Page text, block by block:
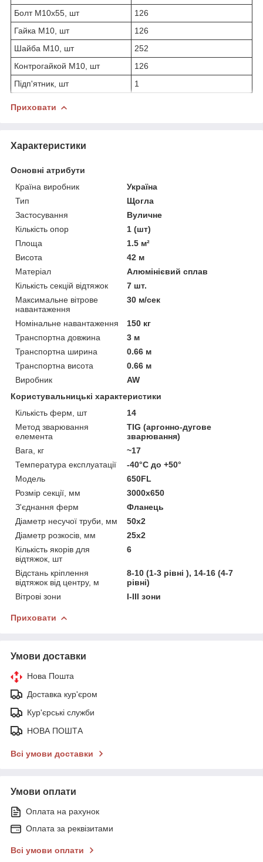
Болт М10х55, шт
126
Гайка М10, шт
126
Шайба М10, шт
252
Контрогайкой М10, шт
126
Підп'ятник, шт
1
Приховати
Характеристики
Основні атрибути
Країна виробник
Україна
Тип
Щогла
Застосування
Вуличне
Кількість опор
1 (шт)
Площа
1.5 м²
Висота
42 м
Матеріал
Алюмінієвий сплав
Кількість секцій відтяжок
7 шт.
Максимальне вітрове
навантаження
30 м/сек
Номінальне навантаження
150 кг
Транспортна довжина
3 м
Транспортна ширина
0.66 м
Транспортна висота
0.66 м
Виробник
AW
Користувальницькі характеристики
Кількість ферм, шт
14
Метод зварювання
елемента
TIG (аргонно-дугове
зварювання)
Вага, кг
~17
Температура експлуатації
-40°C до +50°
Модель
650FL
Розмір секції, мм
3000х650
З'єднання ферм
Фланець
Діаметр несучої труби, мм
50х2
Діаметр розкосів, мм
25х2
Кількість якорів для
відтяжок, шт
6
Відстань кріплення
відтяжок від центру, м
8-10 (1-3 рівні ), 14-16 (4-7
рівні)
Вітрові зони
I-III зони
Приховати
Умови доставки
Нова Пошта
Доставка кур'єром
Кур'єрські служби
НОВА ПОШТА
Всі умови доставки
Умови оплати
Оплата на рахунок
Оплата за реквізитами
Всі умови оплати